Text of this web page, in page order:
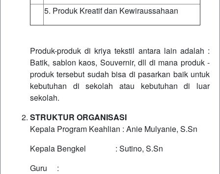
5. Produk Kreatif dan Kewiraussahaan
Produk-produk di kriya tekstil antara lain adalah :
Batik, sablon kaos, Souvernir, dll di mana produk -
produk tersebut sudah bisa di pasarkan baik untuk
kebutuhan di sekolah atau kebutuhan di luar
sekolah.
STRUKTUR ORGANISASI
Kepala Program Keahlian : Anie Mulyanie, S.Sn
Kepala Bengkel : Sutino, S.Sn
Guru :